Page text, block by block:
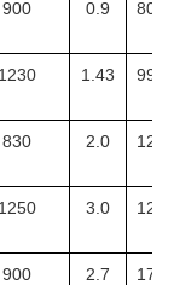
900 0.9 800/
1230 1.43 990/
830 2.0
1250 3.0
900 2.7